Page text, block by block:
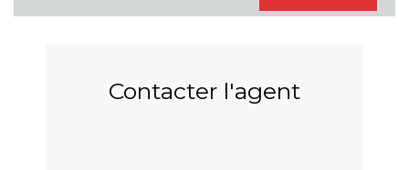
Contacter l'agent